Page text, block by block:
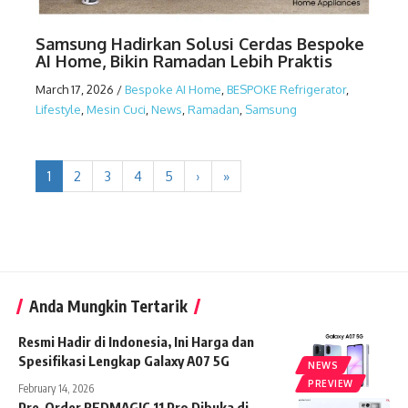
Samsung Hadirkan Solusi Cerdas Bespoke
AI Home, Bikin Ramadan Lebih Praktis
March 17, 2026 /Bespoke AI Home,BESPOKE Refrigerator,
Lifestyle,Mesin Cuci,News,Ramadan, Samsung
1 2 3 4 5 › »
Anda Mungkin Tertarik
NEWS
PREVIEW
Resmi Hadir di Indonesia, Ini Harga dan
Spesifikasi Lengkap Galaxy A07 5G
February 14, 2026